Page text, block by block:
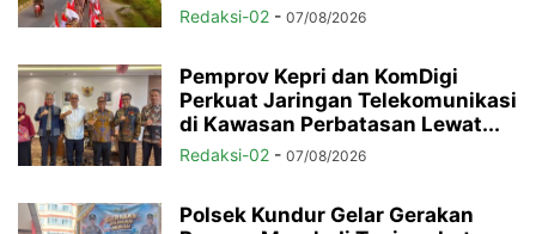
Redaksi-02 - 07/08/2026
Pemprov Kepri dan KomDigi
Perkuat Jaringan Telekomunikasi
di Kawasan Perbatasan Lewat...
Redaksi-02 - 07/08/2026
Polsek Kundur Gelar Gerakan